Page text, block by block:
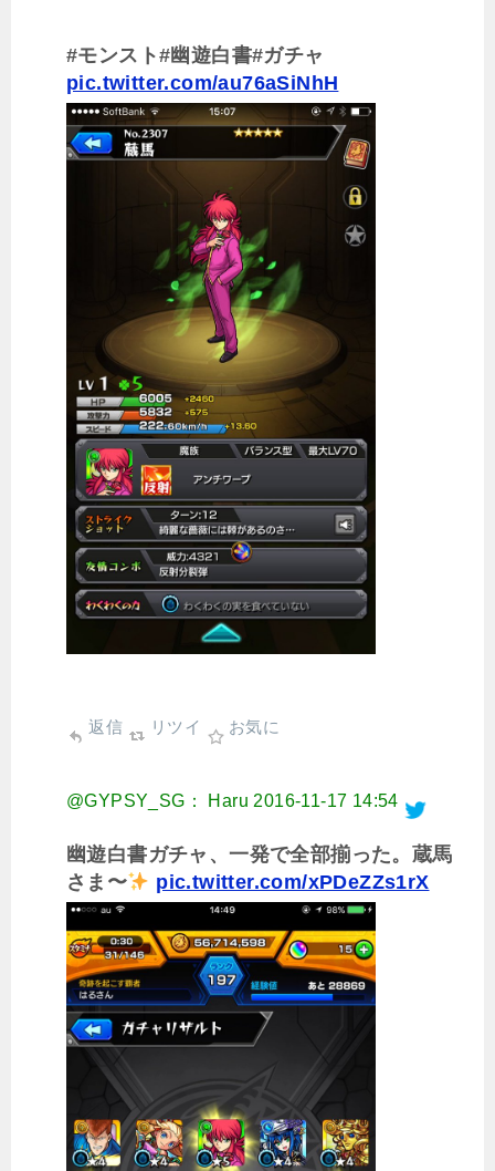
#モンスト#幽遊白書#ガチャ
pic.twitter.com/au76aSiNhH
返信 リツイ お気に
@GYPSY_SG： Haru 2016-11-17 14:54
幽遊白書ガチャ、一発で全部揃った。蔵馬
さま〜
pic.twitter.com/xPDeZZs1rX